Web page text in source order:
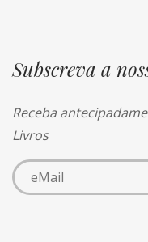
Subscreva a
Receba
Livros